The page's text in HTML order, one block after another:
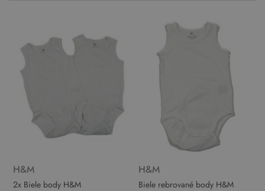
H&M
2x Biele body H&M
H&M
Biele rebrované body H&M